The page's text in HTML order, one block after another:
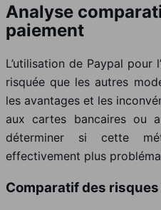
Analyse
paiement
L’utilisation de Paypal pour
risquée que les autres
les avantages et les
aux cartes bancaires ou
déterminer si cette
effectivement plus
Comparatif des